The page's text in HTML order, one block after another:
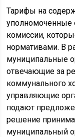
Тарифы на
уполномоченные
комиссии,
нормативами. В
муниципальные
отвечающие за
коммунального
управляющие
подают
решение
муниципальный